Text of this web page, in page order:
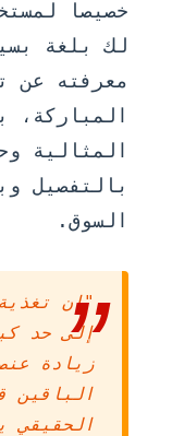
خصيصاً
لك بلغة
معرفته عن
المباركة،
المثالية
بالتفصيل
السوق.
"إن
إلى حد
زيادة
الباقين
الحقيقي